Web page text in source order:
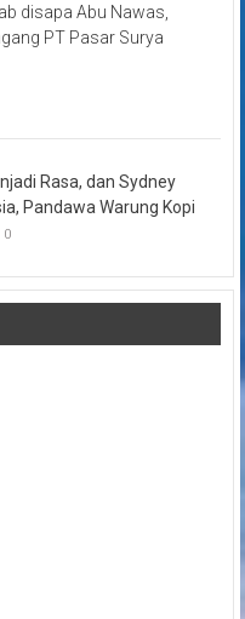
disapa Abu Nawas,
PT Pasar Surya
Rasa, dan Sydney
Pandawa Warung Kopi
0